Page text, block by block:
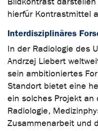
hierfür Kontrastmittel
Interdisziplinäres
In der Radiologie des
Andrzej Liebert
sein ambitioniertes
Standort bietet eine
ein solches Projekt an
Radiologie,
Zusammenarbeit und